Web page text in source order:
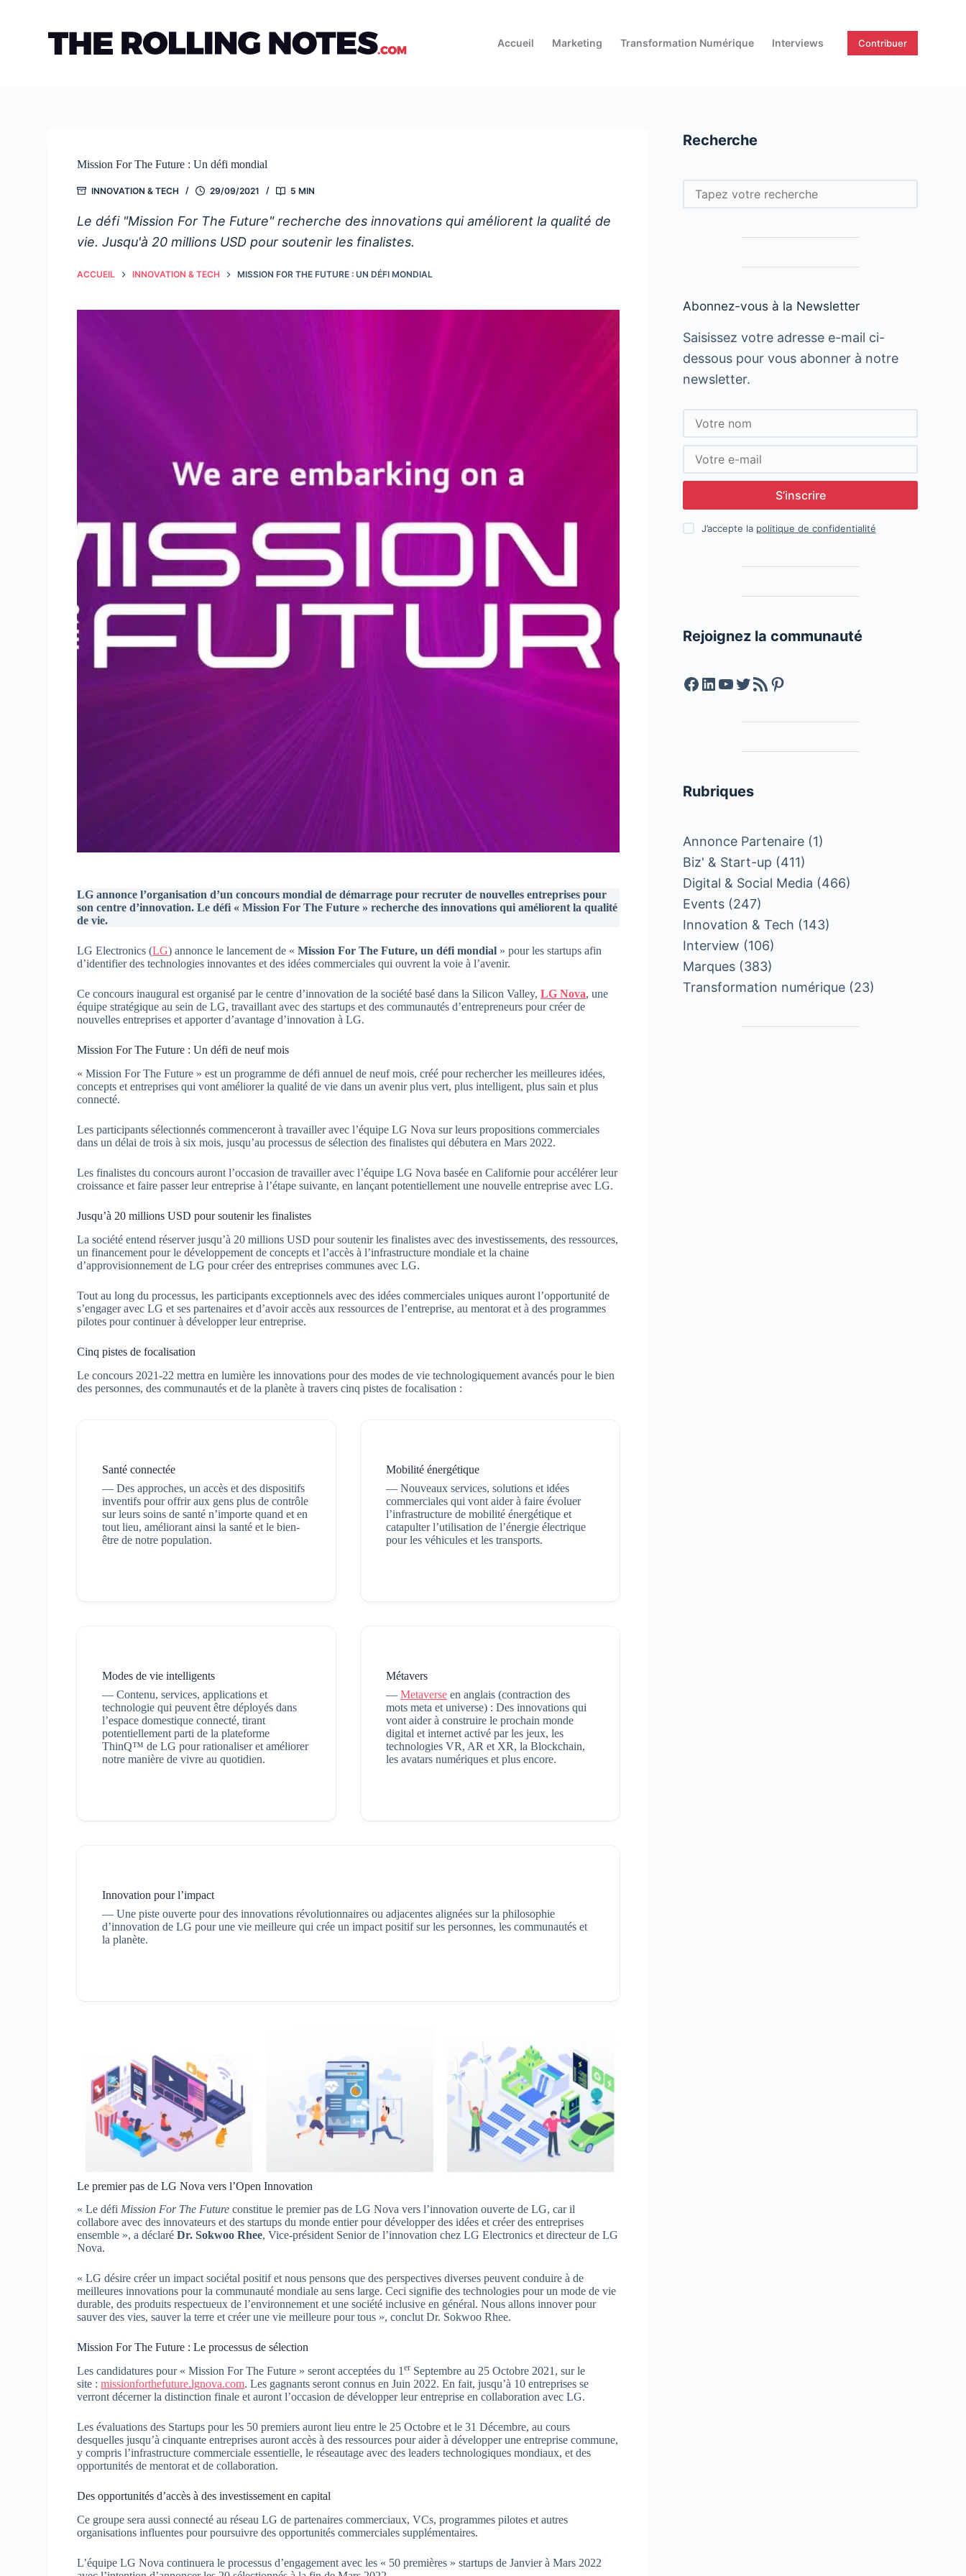
Accueil
Marketing Transformation Numérique Interviews Contribuer
Mission For The Future : Un défi mondial
INNOVATION & TECH 29/09/2021 5 MIN
Le défi "Mission For The Future" recherche des innovations qui améliorent la qualité de
vie. Jusqu'à 20 millions USD pour soutenir les finalistes.
ACCUEIL INNOVATION & TECH MISSION FOR THE FUTURE : UN DÉFI MONDIAL
LG annonce l’organisation d’un concours mondial de démarrage pour recruter de nouvelles entreprises pour
son centre d’innovation. Le défi « Mission For The Future » recherche des innovations qui améliorent la qualité
de vie.
LG Electronics (LG) annonce le lancement de «Mission For The Future, un défi mondial » pour les startups afin
d’identifier des technologies innovantes et des idées commerciales qui ouvrent la voie à l’avenir.
Ce concours inaugural est organisé par le centre d’innovation de la société basé dans la Silicon Valley,LG Nova, une
équipe stratégique au sein de LG, travaillant avec des startups et des communautés d’entrepreneurs pour créer de
nouvelles entreprises et apporter d’avantage d’innovation à LG.
Mission For The Future : Un défi de neuf mois
« Mission For The Future » est un programme de défi annuel de neuf mois, créé pour rechercher les meilleures idées,
concepts et entreprises qui vont améliorer la qualité de vie dans un avenir plus vert, plus intelligent, plus sain et plus
connecté.
Les participants sélectionnés commenceront à travailler avec l’équipe LG Nova sur leurs propositions commerciales
dans un délai de trois à six mois, jusqu’au processus de sélection des finalistes qui débutera en Mars 2022.
Les finalistes du concours auront l’occasion de travailler avec l’équipe LG Nova basée en Californie pour accélérer leur
croissance et faire passer leur entreprise à l’étape suivante, en lançant potentiellement une nouvelle entreprise avec LG.
Jusqu’à 20 millions USD pour soutenir les finalistes
La société entend réserver jusqu’à 20 millions USD pour soutenir les finalistes avec des investissements, des ressources,
un financement pour le développement de concepts et l’accès à l’infrastructure mondiale et la chaine
d’approvisionnement de LG pour créer des entreprises communes avec LG.
Tout au long du processus, les participants exceptionnels avec des idées commerciales uniques auront l’opportunité de
s’engager avec LG et ses partenaires et d’avoir accès aux ressources de l’entreprise, au mentorat et à des programmes
pilotes pour continuer à développer leur entreprise.
Cinq pistes de focalisation
Le concours 2021-22 mettra en lumière les innovations pour des modes de vie technologiquement avancés pour le bien
des personnes, des communautés et de la planète à travers cinq pistes de focalisation :
Santé connectée
— Des approches, un accès et des dispositifs
inventifs pour offrir aux gens plus de contrôle
sur leurs soins de santé n’importe quand et en
tout lieu, améliorant ainsi la santé et le bien-
être de notre population.
Mobilité énergétique
— Nouveaux services, solutions et idées
commerciales qui vont aider à faire évoluer
l’infrastructure de mobilité énergétique et
catapulter l’utilisation de l’énergie électrique
pour les véhicules et les transports.
Modes de vie intelligents
— Contenu, services, applications et
technologie qui peuvent être déployés dans
l’espace domestique connecté, tirant
potentiellement parti de la plateforme
ThinQ™ de LG pour rationaliser et améliorer
notre manière de vivre au quotidien.
Métavers
—Metaverse en anglais (contraction des
mots meta et universe) : Des innovations qui
vont aider à construire le prochain monde
digital et internet activé par les jeux, les
technologies VR, AR et XR, la Blockchain,
les avatars numériques et plus encore.
Innovation pour l’impact
— Une piste ouverte pour des innovations révolutionnaires ou adjacentes alignées sur la philosophie
d’innovation de LG pour une vie meilleure qui crée un impact positif sur les personnes, les communautés et
la planète.
Le premier pas de LG Nova vers l’Open Innovation
« Le défi Mission For The Future constitue le premier pas de LG Nova vers l’innovation ouverte de LG, car il
collabore avec des innovateurs et des startups du monde entier pour développer des idées et créer des entreprises
ensemble », a déclaréDr. Sokwoo Rhee, Vice-président Senior de l’innovation chez LG Electronics et directeur de LG
Nova.
« LG désire créer un impact sociétal positif et nous pensons que des perspectives diverses peuvent conduire à de
meilleures innovations pour la communauté mondiale au sens large. Ceci signifie des technologies pour un mode de vie
durable, des produits respectueux de l’environnement et une société inclusive en général. Nous allons innover pour
sauver des vies, sauver la terre et créer une vie meilleure pour tous », conclut Dr. Sokwoo Rhee.
Mission For The Future : Le processus de sélection
Les candidatures pour « Mission For The Future » seront acceptées du 1er Septembre au 25 Octobre 2021, sur le
site :missionforthefuture.lgnova.com. Les gagnants seront connus en Juin 2022. En fait, jusqu’à 10 entreprises se
verront décerner la distinction finale et auront l’occasion de développer leur entreprise en collaboration avec LG.
Les évaluations des Startups pour les 50 premiers auront lieu entre le 25 Octobre et le 31 Décembre, au cours
desquelles jusqu’à cinquante entreprises auront accès à des ressources pour aider à développer une entreprise commune,
y compris l’infrastructure commerciale essentielle, le réseautage avec des leaders technologiques mondiaux, et des
opportunités de mentorat et de collaboration.
Des opportunités d’accès à des investissement en capital
Ce groupe sera aussi connecté au réseau LG de partenaires commerciaux, VCs, programmes pilotes et autres
organisations influentes pour poursuivre des opportunités commerciales supplémentaires.
L’équipe LG Nova continuera le processus d’engagement avec les « 50 premières » startups de Janvier à Mars 2022
Recherche
Rechercher
Abonnez-vous à la Newsletter
Saisissez votre adresse e-mail ci-
dessous pour vous abonner à notre
newsletter.
S’inscrire
J’accepte la politique de confidentialité
Rejoignez la communauté
Facebook
LinkedIn
YouTube
Twitter
Feed RSSPinterest
Rubriques
Annonce Partenaire (1)
Biz' & Start-up (411)
Digital & Social Media (466)
Events (247)
Innovation & Tech (143)
Interview (106)
Marques (383)
Transformation numérique (23)